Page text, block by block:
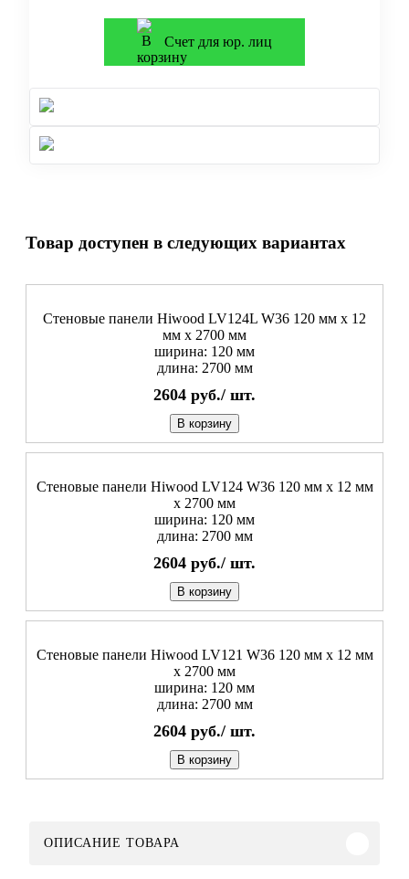
Счет для юр. лиц
Товар доступен в следующих вариантах
Стеновые панели Hiwood LV124L W36 120 мм х 12
мм х 2700 мм
ширина: 120 мм
длина: 2700 мм
2604 руб./ шт.
В корзину
Стеновые панели Hiwood LV124 W36 120 мм х 12 мм
х 2700 мм
ширина: 120 мм
длина: 2700 мм
2604 руб./ шт.
В корзину
Стеновые панели Hiwood LV121 W36 120 мм х 12 мм
х 2700 мм
ширина: 120 мм
длина: 2700 мм
2604 руб./ шт.
В корзину
ОПИСАНИЕ ТОВАРА